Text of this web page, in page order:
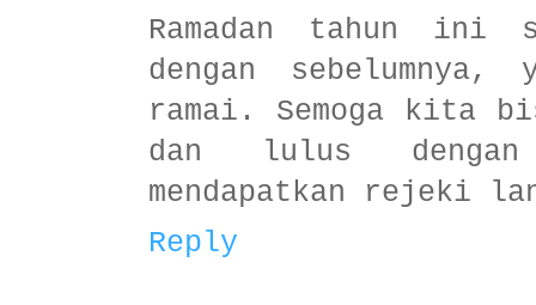
Ramadan tahun ini
dengan
ramai. Semoga kita
dan lulus
mendapatkan rejeki
Reply